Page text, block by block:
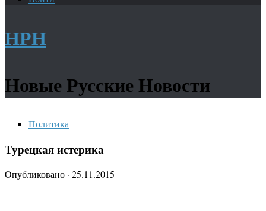
НРН
Новые Русские Новости
Политика
Турецкая истерика
Опубликовано · 25.11.2015